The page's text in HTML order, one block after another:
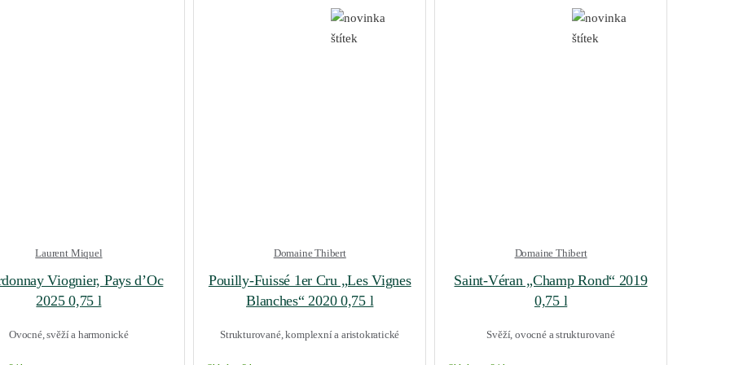
Laurent Miquel
Viognier, Pays d’Oc
2025 0,75 l
Ovocné, svěží a harmonické
Domaine Thibert
Pouilly-Fuissé 1er Cru „Les Vignes
Blanches“ 2020 0,75 l
Strukturované, komplexní a aristokratické
Domaine Thibert
Saint-Véran „Champ Rond“ 2019
0,75 l
Svěží, ovocné a strukturované